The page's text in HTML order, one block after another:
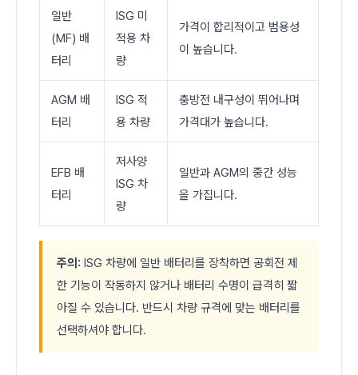
일반
(MF) 배
터리
ISG 미
적용 차
량
가격이 합리적이고 범용성
이 높습니다.
AGM 배
터리
ISG 적
용 차량
충방전 내구성이 뛰어나며
가격대가 높습니다.
EFB 배
터리
저사양
ISG 차
량
일반과 AGM의 중간 성능
을 가집니다.
주의: ISG 차량에 일반 배터리를 장착하면 공회전 제
한 기능이 작동하지 않거나 배터리 수명이 급격히 짧
아질 수 있습니다. 반드시 차량 규격에 맞는 배터리를
선택하셔야 합니다.